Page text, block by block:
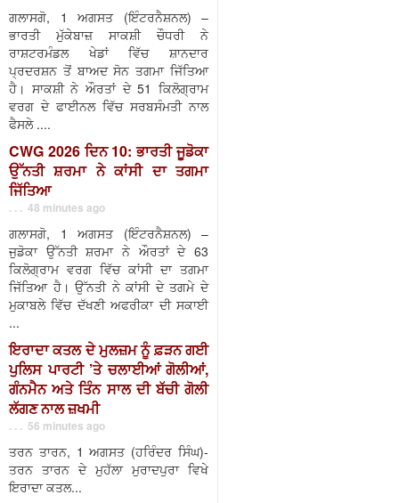
ਗਲਾਸਗੋ, 1 ਅਗਸਤ (ਇੰਟਰਨੈਸ਼ਨਲ) –
ਭਾਰਤੀ ਮੁੱਕੇਬਾਜ਼ ਸਾਕਸ਼ੀ ਚੌਧਰੀ ਨੇ
ਰਾਸ਼ਟਰਮੰਡਲ ਖੇਡਾਂ ਵਿੱਚ ਸ਼ਾਨਦਾਰ
ਪ੍ਰਦਰਸ਼ਨ ਤੋਂ ਬਾਅਦ ਸੋਨ ਤਗਮਾ ਜਿੱਤਿਆ
ਹੈ। ਸਾਕਸ਼ੀ ਨੇ ਔਰਤਾਂ ਦੇ 51 ਕਿਲੋਗ੍ਰਾਮ
ਵਰਗ ਦੇ ਫਾਈਨਲ ਵਿੱਚ ਸਰਬਸੰਮਤੀ ਨਾਲ
ਫੈਸਲੇ ....
CWG 2026 ਦਿਨ 10: ਭਾਰਤੀ ਜੂਡੋਕਾ
ਉੱਨਤੀ ਸ਼ਰਮਾ ਨੇ ਕਾਂਸੀ ਦਾ ਤਗਮਾ
ਜਿੱਤਿਆ
. . . 48 minutes ago
ਗਲਾਸਗੋ, 1 ਅਗਸਤ (ਇੰਟਰਨੈਸ਼ਨਲ) –
ਜੁਡੋਕਾ ਉੱਨਤੀ ਸ਼ਰਮਾ ਨੇ ਔਰਤਾਂ ਦੇ 63
ਕਿਲੋਗ੍ਰਾਮ ਵਰਗ ਵਿੱਚ ਕਾਂਸੀ ਦਾ ਤਗਮਾ
ਜਿੱਤਿਆ ਹੈ। ਉੱਨਤੀ ਨੇ ਕਾਂਸੀ ਦੇ ਤਗਮੇ ਦੇ
ਮੁਕਾਬਲੇ ਵਿੱਚ ਦੱਖਣੀ ਅਫਰੀਕਾ ਦੀ ਸਕਾਈ
...
ਇਰਾਦਾ ਕਤਲ ਦੇ ਮੁਲਜ਼ਮ ਨੂੰ ਫ਼ੜਨ ਗਈ
ਪੁਲਿਸ ਪਾਰਟੀ ’ਤੇ ਚਲਾਈਆਂ ਗੋਲੀਆਂ,
ਗੰਨਮੈਨ ਅਤੇ ਤਿੰਨ ਸਾਲ ਦੀ ਬੱਚੀ ਗੋਲੀ
ਲੱਗਣ ਨਾਲ ਜ਼ਖਮੀ
. . . 56 minutes ago
ਤਰਨ ਤਾਰਨ, 1 ਅਗਸਤ (ਹਰਿੰਦਰ ਸਿੰਘ)-
ਤਰਨ ਤਾਰਨ ਦੇ ਮੁਹੱਲਾ ਮੁਰਾਦਪੁਰਾ ਵਿਖੇ
ਇਰਾਦਾ ਕਤਲ...